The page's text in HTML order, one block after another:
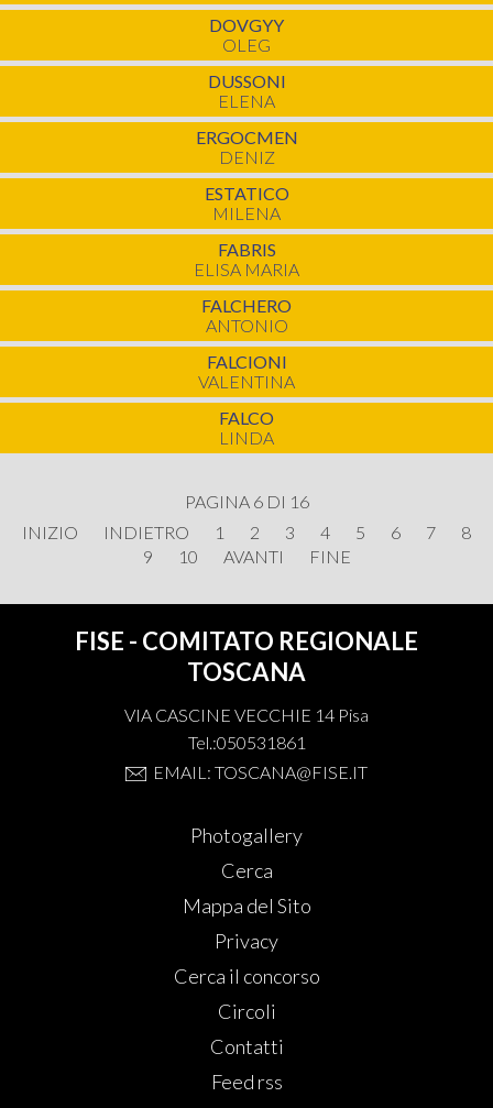
DOVGYY
OLEG
DUSSONI
ELENA
ERGOCMEN
DENIZ
ESTATICO
MILENA
FABRIS
ELISA MARIA
FALCHERO
ANTONIO
FALCIONI
VALENTINA
FALCO
LINDA
PAGINA 6 DI 16
INIZIO
INDIETRO 1 2 3 4 5 6 7
8
9
10 AVANTI FINE
FISE - COMITATO REGIONALE
TOSCANA
VIA CASCINE VECCHIE 14 Pisa
Tel.:050531861
EMAIL: TOSCANA@FISE.IT
Photogallery
Cerca
Mappa del Sito
Privacy
Cerca il concorso
Circoli
Contatti
Feed rss